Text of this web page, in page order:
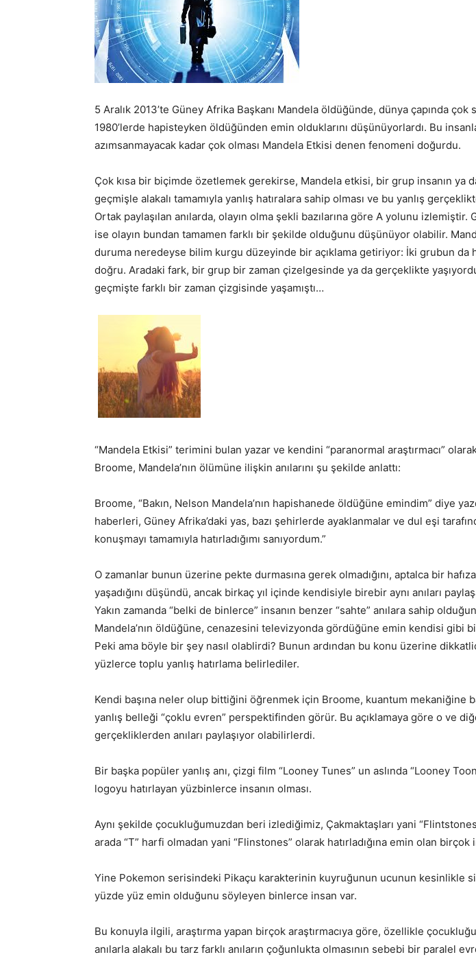
5 Aralık 2013’te Güney Afrika Başkanı Mandela öldüğünde, dünya çapında çok
1980’lerde hapisteyken öldüğünden emin olduklarını düşünüyorlardı. Bu
azımsanmayacak kadar çok olması Mandela Etkisi denen fenomeni doğurdu.
Çok kısa bir biçimde özetlemek gerekirse, Mandela etkisi, bir grup insanın ya
geçmişle alakalı tamamıyla yanlış hatıralara sahip olması ve bu yanlış
Ortak paylaşılan anılarda, olayın olma şekli bazılarına göre A yolunu
ise olayın bundan tamamen farklı bir şekilde olduğunu düşünüyor olabilir.
duruma neredeyse bilim kurgu düzeyinde bir açıklama getiriyor: İki grubun da
doğru. Aradaki fark, bir grup bir zaman çizelgesinde ya da gerçeklikte
geçmişte farklı bir zaman çizgisinde yaşamıştı…
“Mandela Etkisi” terimini bulan yazar ve kendini “paranormal araştırmacı”
Broome, Mandela’nın ölümüne ilişkin anılarını şu şekilde anlattı:
Broome, “Bakın, Nelson Mandela’nın hapishanede öldüğüne emindim” diye
haberleri, Güney Afrika’daki yas, bazı şehirlerde ayaklanmalar ve dul eşi
konuşmayı tamamıyla hatırladığımı sanıyordum.”
O zamanlar bunun üzerine pekte durmasına gerek olmadığını, aptalca bir
yaşadığını düşündü, ancak birkaç yıl içinde kendisiyle birebir aynı anıları
Yakın zamanda “belki de binlerce” insanın benzer “sahte” anılara sahip
Mandela’nın öldüğüne, cenazesini televizyonda gördüğüne emin kendisi gibi
Peki ama böyle bir şey nasıl olablirdi? Bunun ardından bu konu üzerine
yüzlerce toplu yanlış hatırlama belirlediler.
Kendi başına neler olup bittiğini öğrenmek için Broome, kuantum mekaniğine
yanlış belleği “çoklu evren” perspektifinden görür. Bu açıklamaya göre o ve
gerçekliklerden anıları paylaşıyor olabilirlerdi.
Bir başka popüler yanlış anı, çizgi film “Looney Tunes” un aslında “Looney
logoyu hatırlayan yüzbinlerce insanın olması.
Aynı şekilde çocukluğumuzdan beri izlediğimiz, Çakmaktaşları yani
arada “T” harfi olmadan yani “Flinstones” olarak hatırladığına emin olan birçok
Yine Pokemon serisindeki Pikaçu karakterinin kuyruğunun ucunun kesinlikle
yüzde yüz emin olduğunu söyleyen binlerce insan var.
Bu konuyla ilgili, araştırma yapan birçok araştırmacıya göre, özellikle
anılarla alakalı bu tarz farklı anıların çoğunlukta olmasının sebebi bir paralel